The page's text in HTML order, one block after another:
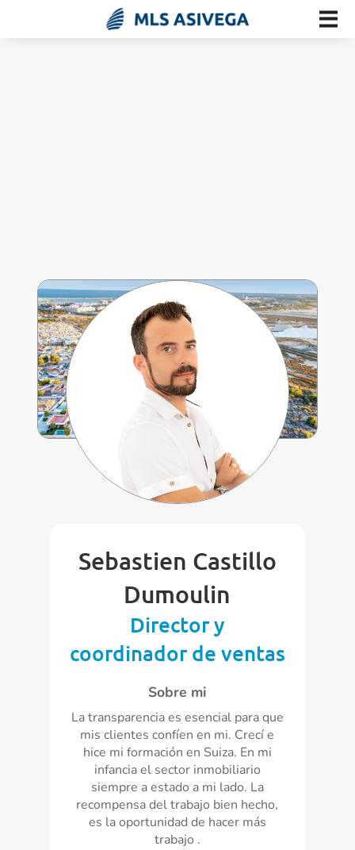
Sebastien Castillo
Dumoulin
Director y
coordinador de ventas
Sobre mi
La transparencia es esencial para que
mis clientes confíen en mi. Crecí e
hice mi formación en Suiza. En mi
infancia el sector inmobiliario
siempre a estado a mi lado. La
recompensa del trabajo bien hecho,
es la oportunidad de hacer más
trabajo .